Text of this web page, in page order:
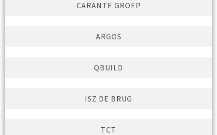
CARANTE GROEP
ARGOS
QBUILD
ISZ DE BRUG
TCT